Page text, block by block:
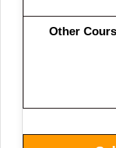
Other